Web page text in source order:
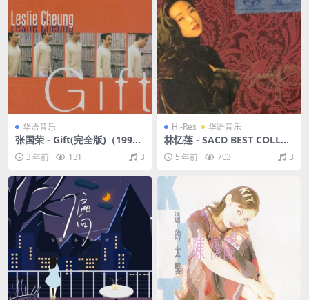
华语音乐
张国荣 - Gift(完全版)（1999/
FLAC/分轨/342M）
3 年前 131 3
Hi-Res 华语音乐
林忆莲 - SACD BEST COLLEC
TION 精选33 华纳唱片 2002
（WAV+CUE/整轨/1.03G）(2
4bit/44.1kHz)
5 年前 703 3